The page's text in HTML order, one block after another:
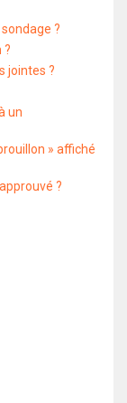
?
?
jointes ?
un
» affiché
?